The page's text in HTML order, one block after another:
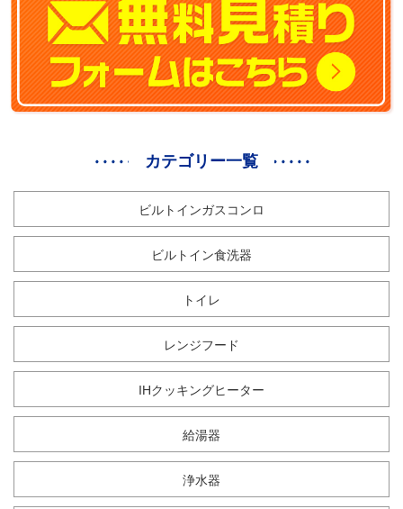
カテゴリー一覧
ビルトインガスコンロ
ビルトイン食洗器
トイレ
レンジフード
IHクッキングヒーター
給湯器
浄水器